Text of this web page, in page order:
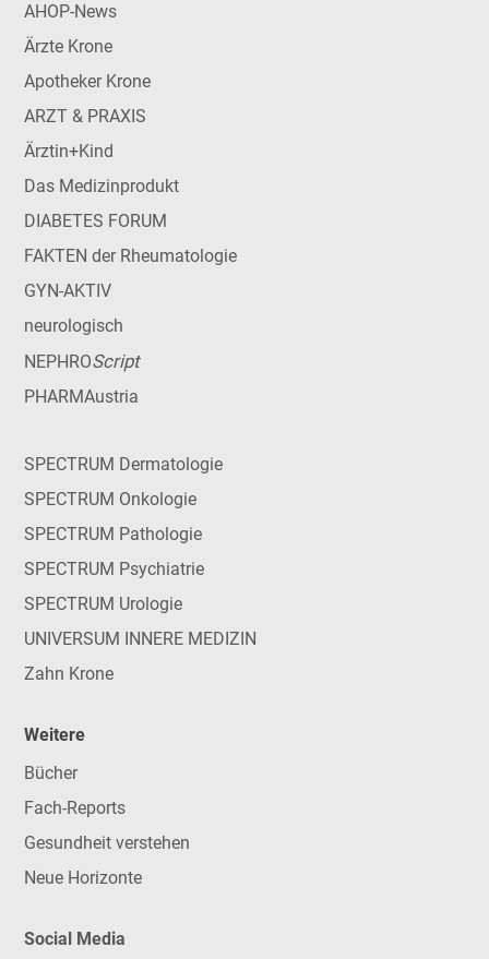
AHOP-News
Ärzte Krone
Apotheker Krone
ARZT & PRAXIS
Ärztin+Kind
Das Medizinprodukt
DIABETES FORUM
FAKTEN der Rheumatologie
GYN-AKTIV
neurologisch
NEPHROScript
PHARMAustria
SPECTRUM Dermatologie
SPECTRUM Onkologie
SPECTRUM Pathologie
SPECTRUM Psychiatrie
SPECTRUM Urologie
UNIVERSUM INNERE MEDIZIN
Zahn Krone
Weitere
Bücher
Fach-Reports
Gesundheit verstehen
Neue Horizonte
Social Media